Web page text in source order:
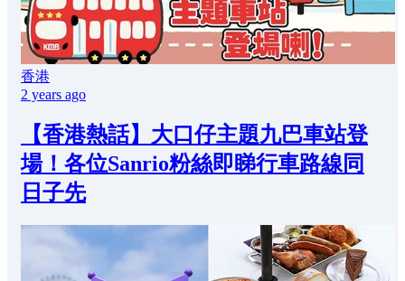
香港
2 years ago
【香港熱話】大口仔主題九巴車站登
場！各位Sanrio粉絲即睇行車路線同
日子先